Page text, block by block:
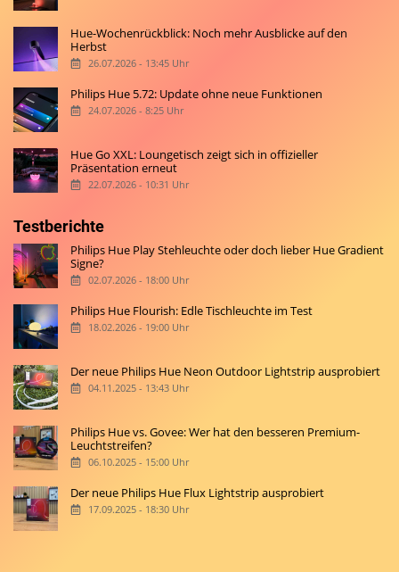
Hue-Wochenrückblick: Noch mehr Ausblicke auf den
Herbst
26.07.2026 - 13:45 Uhr
Philips Hue 5.72: Update ohne neue Funktionen
24.07.2026 - 8:25 Uhr
Hue Go XXL: Loungetisch zeigt sich in offizieller
Präsentation erneut
22.07.2026 - 10:31 Uhr
Testberichte
Philips Hue Play Stehleuchte oder doch lieber Hue Gradient
Signe?
02.07.2026 - 18:00 Uhr
Philips Hue Flourish: Edle Tischleuchte im Test
18.02.2026 - 19:00 Uhr
Der neue Philips Hue Neon Outdoor Lightstrip ausprobiert
04.11.2025 - 13:43 Uhr
Philips Hue vs. Govee: Wer hat den besseren Premium-
Leuchtstreifen?
06.10.2025 - 15:00 Uhr
Der neue Philips Hue Flux Lightstrip ausprobiert
17.09.2025 - 18:30 Uhr